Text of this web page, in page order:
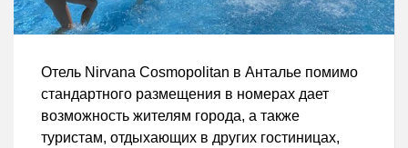
Отель Nirvana Cosmopolitan в Анталье помимо
стандартного размещения в номерах дает
возможность жителям города, а также
туристам, отдыхающих в других гостиницах,